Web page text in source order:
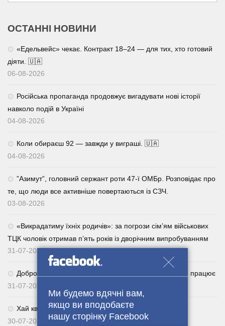
Ми будемо вдячні вам,
якщо ви вподобаєте
нашу сторінку Facebook
ОСТАННІ НОВИНИ
«Едельвейс» чекає. Контракт 18–24 — для тих, хто готовий
діяти. 🇺🇦
06-08-2026
Російська пропаганда продовжує вигадувати нові історії
навколо подій в Україні
04-08-2026
Коли обираєш 92 — завжди у виграші. 🇺🇦
04-08-2026
⁨”Азимут”, головний сержант роти 47-ї ОМБр. Розповідає про
те, що люди все активніше повертаються із СЗЧ.
03-08-2026
«Викрадатиму їхніх родичів»: за погрози сім’ям військових
ТЦК чоловік отримав п’ять років із дворічним випробуванням
31-07-2026
Добровільне повернення із СЗЧ через Армія+: як це працює
31-07-2026
Хай квітне українське поле. 🌾🇺🇦
30-07-2026